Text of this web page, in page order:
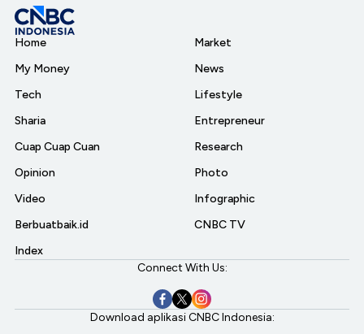
Home
My Money
Tech
Sharia
Cuap Cuap Cuan
Opinion
Video
Berbuatbaik.id
Index
Market
News
Lifestyle
Entrepreneur
Research
Photo
Infographic
CNBC TV
Connect With Us:
Download aplikasi CNBC Indonesia: